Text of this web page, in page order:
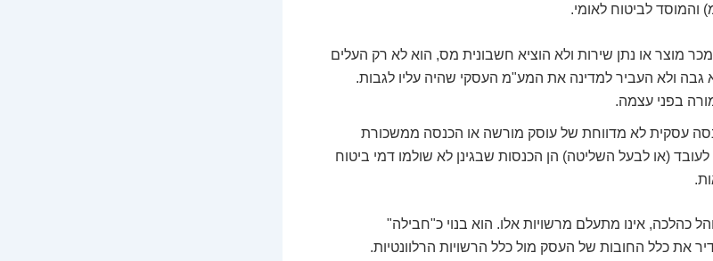
לביטוח לאומי.
מוצר או נתן שירות ולא הוציא חשבונית מס, הוא לא רק העלים
ולא העביר למדינה את המע"מ העסקי שהיה עליו לגבות.
בפני עצמה.
עסקית לא מדווחת של עוסק מורשה או הכנסה ממשכורת
(או לבעל השליטה) הן הכנסות שבגינן לא שולמו דמי ביטוח
כהלכה, אינו מתעלם מרשויות אלו. הוא בנוי כ"חבילה"
את כלל החובות של העסק מול כלל הרשויות הרלוונטיות.